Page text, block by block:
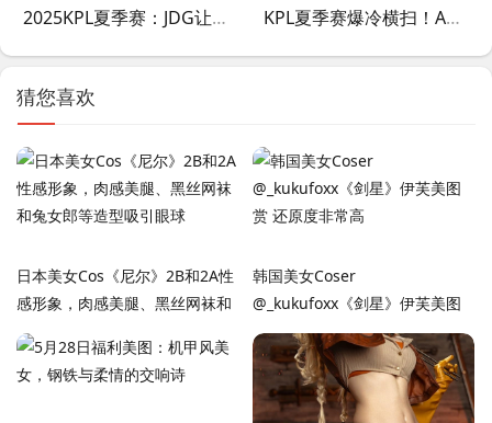
‌2025KPL夏季赛：JDG让二追三惊天逆转RNG.M，元流之子决胜局封神 KPL夏季赛爆冷横扫！AG超玩会3-0碾压狼队，20分钟龙王团史诗翻盘
猜您喜欢
日本美女Cos《尼尔》2B和2A性
感形象，肉感美腿、黑丝网袜和
兔女郎等造型吸引眼球
韩国美女Coser
‌@_kukufoxx《剑星》伊芙美图
赏 还原度非常高